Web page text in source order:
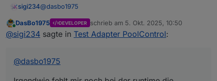
sigi234@dasbo1975
Irgendwie fehlt mir noch bei der runtime die aktuelle
Laufzeit
Online
DasBo1975 DEVELOPER schrieb am 5. Okt. 2025, 10:50
zuletzt editiert von
@sigi234 sagte in Test Adapter PoolControl:
@dasbo1975